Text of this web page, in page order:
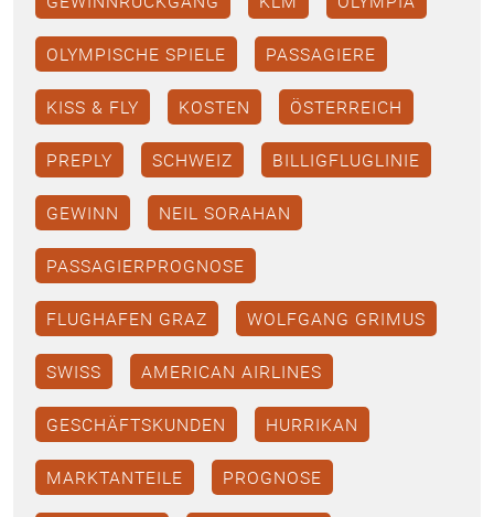
OLYMPISCHE SPIELE PASSAGIERE
KISS & FLY KOSTEN ÖSTERREICH
PREPLY SCHWEIZ BILLIGFLUGLINIE
GEWINN NEIL SORAHAN
PASSAGIERPROGNOSE
FLUGHAFEN GRAZ WOLFGANG GRIMUS
SWISS AMERICAN AIRLINES
GESCHÄFTSKUNDEN HURRIKAN
MARKTANTEILE PROGNOSE